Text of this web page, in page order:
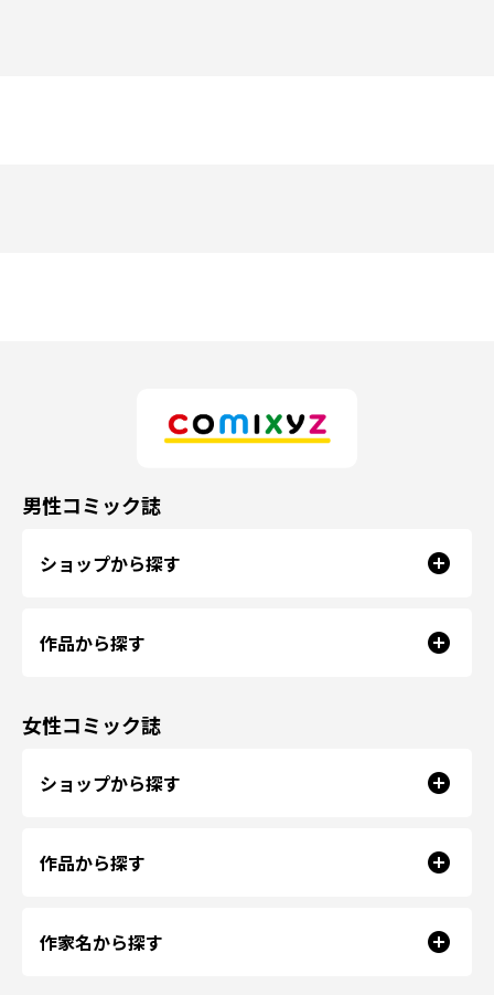
男性コミック誌
ショップから探す
作品から探す
女性コミック誌
ショップから探す
作品から探す
作家名から探す